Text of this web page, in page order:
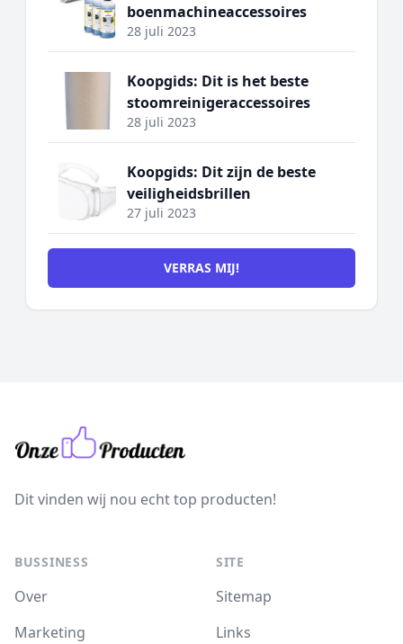
boenmachineaccessoires
28 juli 2023
Koopgids: Dit is het beste
stoomreinigeraccessoires
28 juli 2023
Koopgids: Dit zijn de beste
veiligheidsbrillen
27 juli 2023
VERRAS MIJ!
Dit vinden wij nou echt top producten!
BUSSINESS
Over
Marketing
SITE
Sitemap
Links